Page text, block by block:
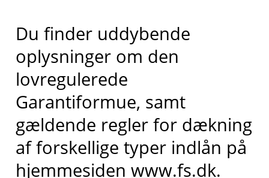
Du finder uddybende
oplysninger om den
lovregulerede
Garantiformue, samt
gældende regler for dækning
af forskellige typer indlån på
hjemmesiden www.fs.dk.